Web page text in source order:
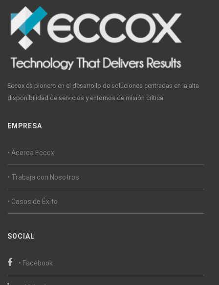
Eccox es pionero en el desarrollo de soluciones centradas en la alta
disponibilidad de servicios y entornos de misión crítica.
EMPRESA
• Acerca Eccox
• Trabaja con Nosotros
• Casos de Éxito
SOCIAL
• Facebook